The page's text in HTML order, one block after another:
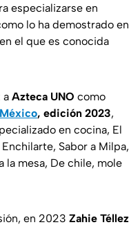
especializarse en
lo ha demostrado en
el que es conocida
a Azteca UNO como
, edición 2023,
en cocina, El
Sabor a Milpa,
la mesa, De chile, mole
en 2023 Zahie Téllez